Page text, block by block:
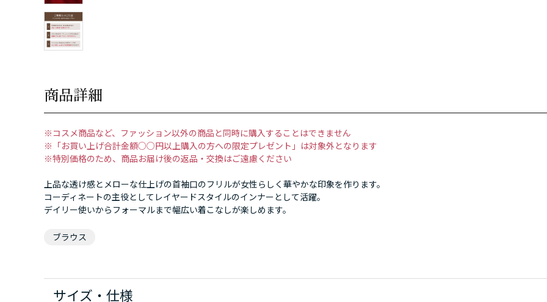
商品詳細
※コスメ商品など、ファッション以外の商品と同時に購入することはできません
※「お買い上げ合計金額○○円以上購入の方への限定プレゼント」は対象外となります
※特別価格のため、商品お届け後の返品・交換はご遠慮ください
上品な透け感とメローな仕上げの首袖口のフリルが女性らしく華やかな印象を作ります。
コーディネートの主役としてレイヤードスタイルのインナーとして活躍。
デイリー使いからフォーマルまで幅広い着こなしが楽しめます。
ブラウス
サイズ・仕様